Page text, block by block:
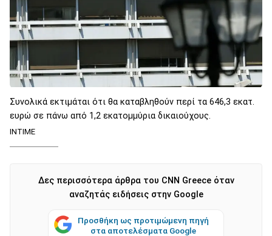
Συνολικά εκτιμάται ότι θα καταβληθούν περί τα 646,3 εκατ.
ευρώ σε πάνω από 1,2 εκατομμύρια δικαιούχους.
ΙΝΤΙΜΕ
Δες περισσότερα άρθρα του CNN Greece όταν
αναζητάς ειδήσεις στην Google
Προσθήκη ως προτιμώμενη πηγή
στα αποτελέσματα Google